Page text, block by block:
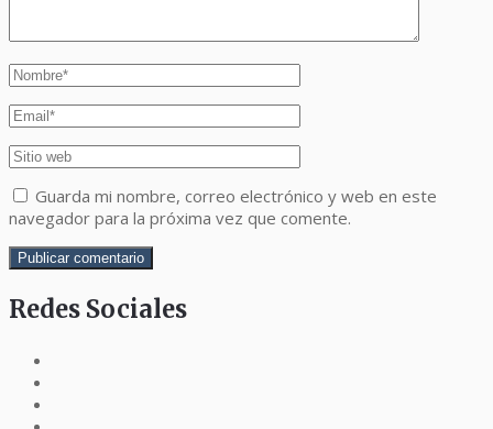
Guarda mi nombre, correo electrónico y web en este
navegador para la próxima vez que comente.
Redes Sociales